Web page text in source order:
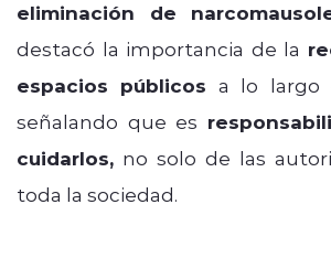
eliminación de
destacó la importancia de la
espacios públicos a lo largo
señalando que es
cuidarlos, no solo de las
toda la sociedad.